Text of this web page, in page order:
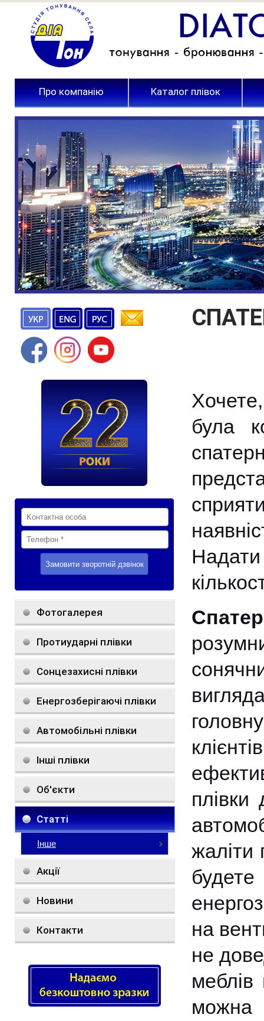
Про компанію Каталог плівок
Фотогалерея
Протиударні плівки
Сонцезахисні плівки
Енергозберігаючі плівки
Автомобільні плівки
Інші плівки
Об'єкти
Статті
Інше
Акції
Новини
Контакти
була
плівки
жаліти
на
не
меблів
можна